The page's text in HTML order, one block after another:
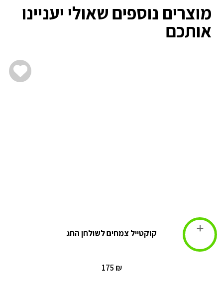
מוצרים נוספים שאולי יעניינו
אותכם
קוקטייל צמחים לשולחן החג
₪ 175
הוספה לסל